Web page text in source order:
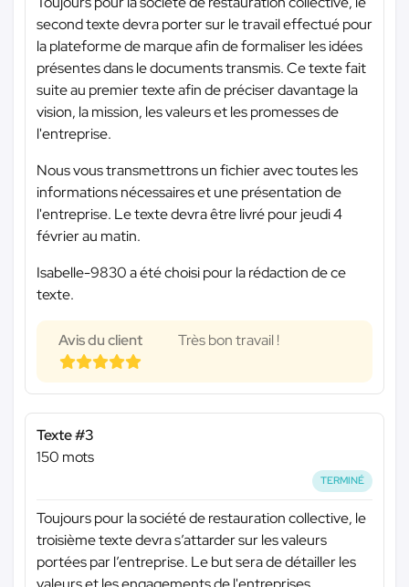
second texte devra porter sur le travail effectué pour
la plateforme de marque afin de formaliser les idées
présentes dans le documents transmis. Ce texte fait
suite au premier texte afin de préciser davantage la
vision, la mission, les valeurs et les promesses de
l'entreprise.
Nous vous transmettrons un fichier avec toutes les
informations nécessaires et une présentation de
l'entreprise. Le texte devra être livré pour jeudi 4
février au matin.
Isabelle-9830 a été choisi pour la rédaction de ce
texte.
Avis du client Très bon travail !
Texte #3
150 mots
TERMINÉ
Toujours pour la société de restauration collective, le
troisième texte devra s’attarder sur les valeurs
portées par l’entreprise. Le but sera de détailler les